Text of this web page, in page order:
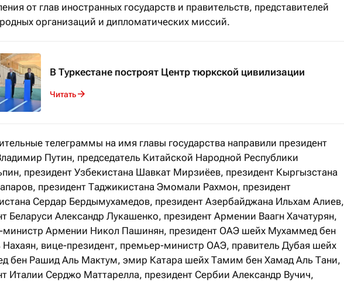
от глав иностранных государств и правительств, представителей
организаций и дипломатических миссий.
В Туркестане построят Центр тюркской цивилизации
Читать
телеграммы на имя главы государства направили президент
Путин, председатель Китайской Народной Республики
президент Узбекистана Шавкат Мирзиёев, президент Кыргызстана
президент Таджикистана Эмомали Рахмон, президент
Сердар Бердымухамедов, президент Азербайджана Ильхам Алиев,
Беларуси Александр Лукашенко, президент Армении Ваагн Хачатурян,
министр Армении Никол Пашинян, президент ОАЭ шейх Мухаммед бен
Нахаян, вице-президент, премьер-министр ОАЭ, правитель Дубая шейх
бен Рашид Аль Мактум, эмир Катара шейх Тамим бен Хамад Аль Тани,
Италии Серджо Маттарелла, президент Сербии Александр Вучич,